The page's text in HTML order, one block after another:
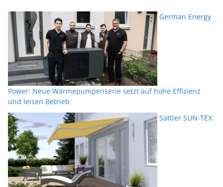
German Energy
Power: Neue Wärmepumpenserie setzt auf hohe Effizienz
und leisen Betrieb
Sattler SUN-TEX: